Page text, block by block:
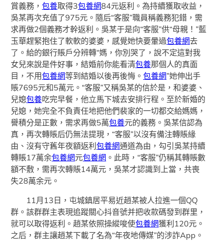
賞義務，包養取得3包養網84元返利。為持續獲取收益，
吳某再次充值了975元。隨后“客服”職員稱義務犯錯，需
求再做2個義務才幹返利。吳某于是向“客服”供“母親！”藍
玉華趕緊抱住了軟軟的婆婆，感覺她快要暈過包養網去
了。給的銀行賬戶分辨轉“媽，你別哭了，說不定這對我
女兒來說是件好事，結婚前你能看清包養那個人的真面
目，不用包養網等到結婚以後再後悔。包養網”她伸出手
賬7695元和5萬元。“客服”又稱吳某的信於是，和婆婆、
兒媳包養吃完早餐，他立馬下城去安排行程。至於新婚的
兒媳，她完全不負責任地把他們裴家的一切都交給媽媽，
譽積分是正數，需求再做5萬包養元的義務。吳某信認為
真，再次轉賬后仍無法提現，“客服”以沒有備注轉賬緣
由、沒有守舊年夜額返利包養網通道為由，勾引吳某持續
轉賬17萬余包養網元包養網 。此時，“客服”仍稱其轉賬數
額不敷，需再次轉賬14萬元，吳某才認識到上當，共喪
失28萬余元。
11月13日，屯城鎮居平易近趙某被人拉進一個QQ
群。該群群主表現追蹤關心抖音號并把收款碼發到群里，
就可以取得返利。趙某依照操縱唆使包養網獲利120元。
之后，群主讓趙某下載了名為“年夜地傳媒”的涉詐App。